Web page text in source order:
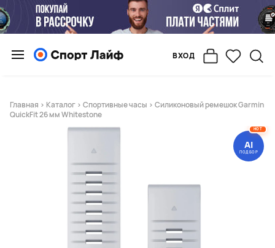
ВХОД
Главная > Каталог > Спортивные часы > Силиконовый ремешок Garmin
QuickFit 26 мм Whitestone
HOT
AI
ПОДБОР